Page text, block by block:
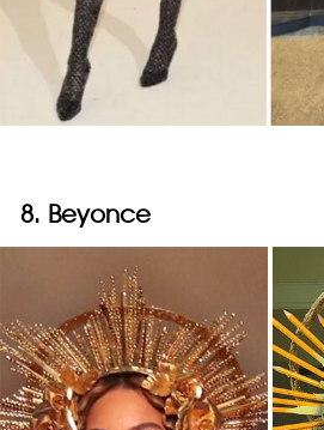
8. Beyonce